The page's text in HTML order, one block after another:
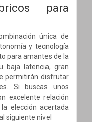
para
única de
y tecnología
para amantes de la
baja latencia, gran
permitirán disfrutar
Si buscas unos
excelente relación
elección acertada
siguiente nivel